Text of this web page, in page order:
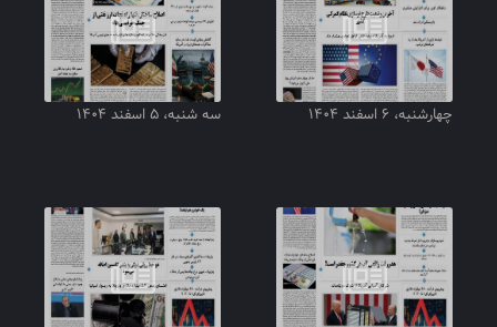
چهارشنبه، ۶ اسفند ۱۴۰۴ سه شنبه، ۵ اسفند ۱۴۰۴